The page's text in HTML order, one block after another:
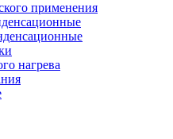
применения
нагрева